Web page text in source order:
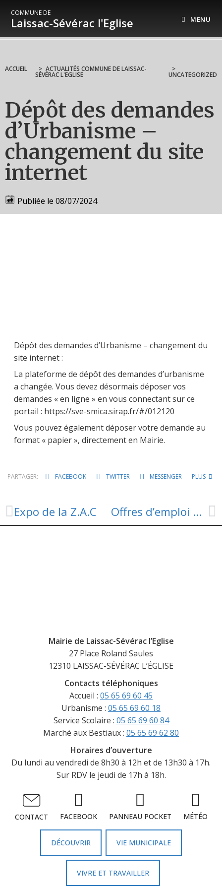
COMMUNE DE
Laissac-Sévérac l'Eglise MENU
ACCUEIL > ACTUALITÉS COMMUNE DE LAISSAC-
SÉVÉRAC L'EGLISE
>
UNCATEGORIZED
Dépôt des demandes
d’Urbanisme –
changement du site
internet
Publiée le 08/07/2024
Dépôt des demandes d’Urbanisme – changement du
site internet :
La plateforme de dépôt des demandes d’urbanisme
a changée. Vous devez désormais déposer vos
demandes « en ligne » en vous connectant sur ce
portail : https://sve-smica.sirap.fr/#/012120
Vous pouvez également déposer votre demande au
format « papier », directement en Mairie.
PARTAGER: FACEBOOK TWITTER MESSENGER PLUS
Expo de la Z.A.C Offres d’emploi avec l’Espace emploi Formation des Causses à l’Aubrac
Mairie de Laissac-Sévérac l’Eglise
27 Place Roland Saules
12310 LAISSAC-SÉVÉRAC L’ÉGLISE
Contacts téléphoniques
Accueil : 05 65 69 60 45
Urbanisme : 05 65 69 60 18
Service Scolaire : 05 65 69 60 84
Marché aux Bestiaux : 05 65 69 62 80
Horaires d’ouverture
Du lundi au vendredi de 8h30 à 12h et de 13h30 à 17h.
Sur RDV le jeudi de 17h à 18h.
CONTACT FACEBOOK PANNEAU POCKET MÉTÉO
DÉCOUVRIR VIE MUNICIPALE
VIVRE ET TRAVAILLER